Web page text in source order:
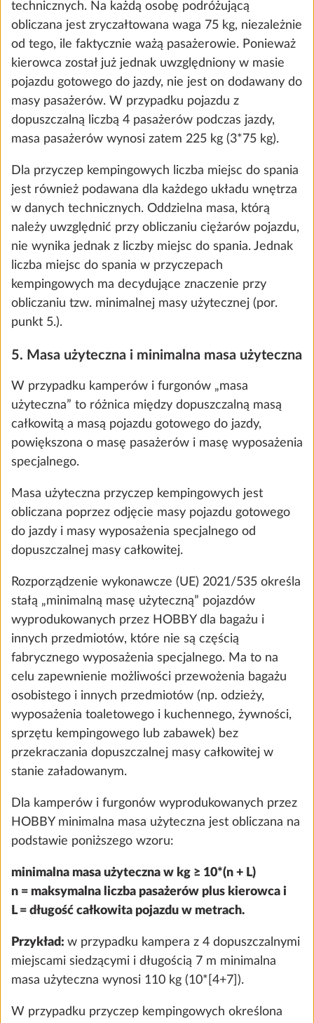
the future. You can find more information about
cookies and customization options by clicking on
the "Show details" link.
Show details Decline Accept all
Materac z zimnej pianki, ze strefami
komfortu, z elastycznym, drewnianym
stelażem do łóżek pojedynczych
3734 zł
Dodaj
KROK 5 Z 8
Zbiornik świeżej wody, 25 l
SERYJNIE
25,0 kg
956 zł
technicznych. Na każdą osobę podróżującą
obliczana jest zryczałtowana waga 75 kg, niezależnie
od tego, ile faktycznie ważą pasażerowie. Ponieważ
kierowca został już jednak uwzględniony w masie
pojazdu gotowego do jazdy, nie jest on dodawany do
masy pasażerów. W przypadku pojazdu z
dopuszczalną liczbą 4 pasażerów podczas jazdy,
masa pasażerów wynosi zatem 225 kg (3*75 kg).
Dla przyczep kempingowych liczba miejsc do spania
jest również podawana dla każdego układu wnętrza
w danych technicznych. Oddzielna masa, którą
należy uwzględnić przy obliczaniu ciężarów pojazdu,
nie wynika jednak z liczby miejsc do spania. Jednak
liczba miejsc do spania w przyczepach
kempingowych ma decydujące znaczenie przy
obliczaniu tzw. minimalnej masy użytecznej (por.
punkt 5.).
5. Masa użyteczna i minimalna masa użyteczna
W przypadku kamperów i furgonów „masa
użyteczna” to różnica między dopuszczalną masą
całkowitą a masą pojazdu gotowego do jazdy,
powiększona o masę pasażerów i masę wyposażenia
specjalnego.
Masa użyteczna przyczep kempingowych jest
obliczana poprzez odjęcie masy pojazdu gotowego
do jazdy i masy wyposażenia specjalnego od
dopuszczalnej masy całkowitej.
Rozporządzenie wykonawcze (UE) 2021/535 określa
stałą „minimalną masę użyteczną” pojazdów
wyprodukowanych przez HOBBY dla bagażu i
innych przedmiotów, które nie są częścią
fabrycznego wyposażenia specjalnego. Ma to na
celu zapewnienie możliwości przewożenia bagażu
osobistego i innych przedmiotów (np. odzieży,
wyposażenia toaletowego i kuchennego, żywności,
sprzętu kempingowego lub zabawek) bez
przekraczania dopuszczalnej masy całkowitej w
stanie załadowanym.
Dla kamperów i furgonów wyprodukowanych przez
HOBBY minimalna masa użyteczna jest obliczana na
podstawie poniższego wzoru:
minimalna masa użyteczna w kg ≥ 10*(n + L)
n = maksymalna liczba pasażerów plus kierowca i
L = długość całkowita pojazdu w metrach.
Przykład: w przypadku kampera z 4 dopuszczalnymi
miejscami siedzącymi i długością 7 m minimalna
masa użyteczna wynosi 110 kg (10*[4+7]).
W przypadku przyczep kempingowych określona